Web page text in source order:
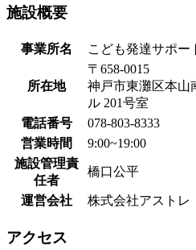
施設概要
事業所名 こども発達サポー
所在地
〒658-0015
神戸市東灘区本山
ル 201号室
電話番号
078-803-8333
営業時間
9:00~19:00
施設管理責
任者
橋口公平
運営会社 株式会社アストレ
アクセス